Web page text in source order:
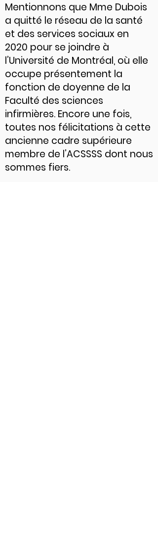
Mentionnons que Mme Dubois
a quitté le réseau de la santé
et des services sociaux en
2020 pour se joindre à
l’Université de Montréal, où elle
occupe présentement la
fonction de doyenne de la
Faculté des sciences
infirmières. Encore une fois,
toutes nos félicitations à cette
ancienne cadre supérieure
membre de l’ACSSSS dont nous
sommes fiers.